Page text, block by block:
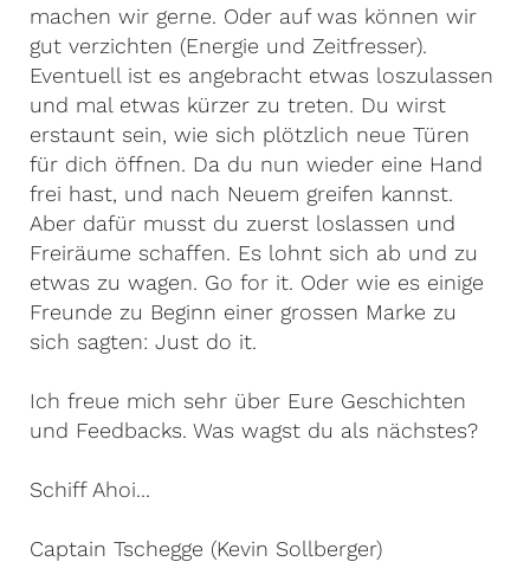
machen wir gerne. Oder auf was können wir
gut verzichten (Energie und Zeitfresser).
Eventuell ist es angebracht etwas loszulassen
und mal etwas kürzer zu treten. Du wirst
erstaunt sein, wie sich plötzlich neue Türen
für dich öffnen. Da du nun wieder eine Hand
frei hast, und nach Neuem greifen kannst.
Aber dafür musst du zuerst loslassen und
Freiräume schaffen. Es lohnt sich ab und zu
etwas zu wagen. Go for it. Oder wie es einige
Freunde zu Beginn einer grossen Marke zu
sich sagten: Just do it.
Ich freue mich sehr über Eure Geschichten
und Feedbacks. Was wagst du als nächstes?
Schiff Ahoi...
Captain Tschegge (Kevin Sollberger)